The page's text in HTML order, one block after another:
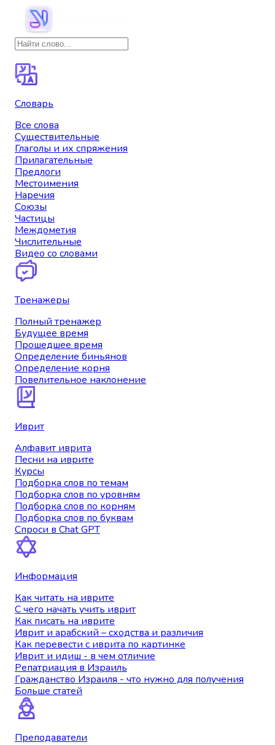
Словарь
Все слова
Существительные
Глаголы и их спряжения
Прилагательные
Предлоги
Местоимения
Наречия
Союзы
Частицы
Междометия
Числительные
Видео со словами
Тренажеры
Полный тренажер
Будущее время
Прошедшее время
Определение биньянов
Определение корня
Повелительное наклонение
Иврит
Алфавит иврита
Песни на иврите
Курсы
Подборка слов по темам
Подборка слов по уровням
Подборка слов по корням
Подборка слов по буквам
Спроси в Chat GPT
Информация
Как читать на иврите
С чего начать учить иврит
Как писать на иврите
Иврит и арабский – сходства и различия
Как перевести с иврита по картинке
Иврит и идиш - в чем отличие
Репатриация в Израиль
Гражданство Израиля - что нужно для получения
Больше статей
Преподаватели